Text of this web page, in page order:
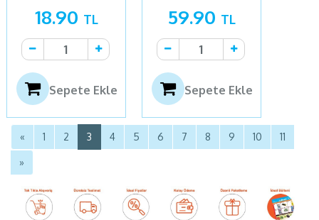
18.90 TL
Sepete Ekle
59.90 TL
Sepete Ekle
« 1 2 3 4 5 6 7 8 9 10 11
»